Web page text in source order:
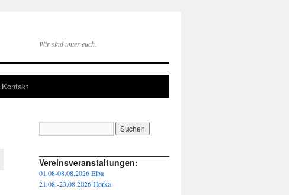
Wir sind unter euch.
Kontakt
Vereinsveranstaltungen:
01.08-08.08.2026 Elba
21.08.-23.08.2026 Horka